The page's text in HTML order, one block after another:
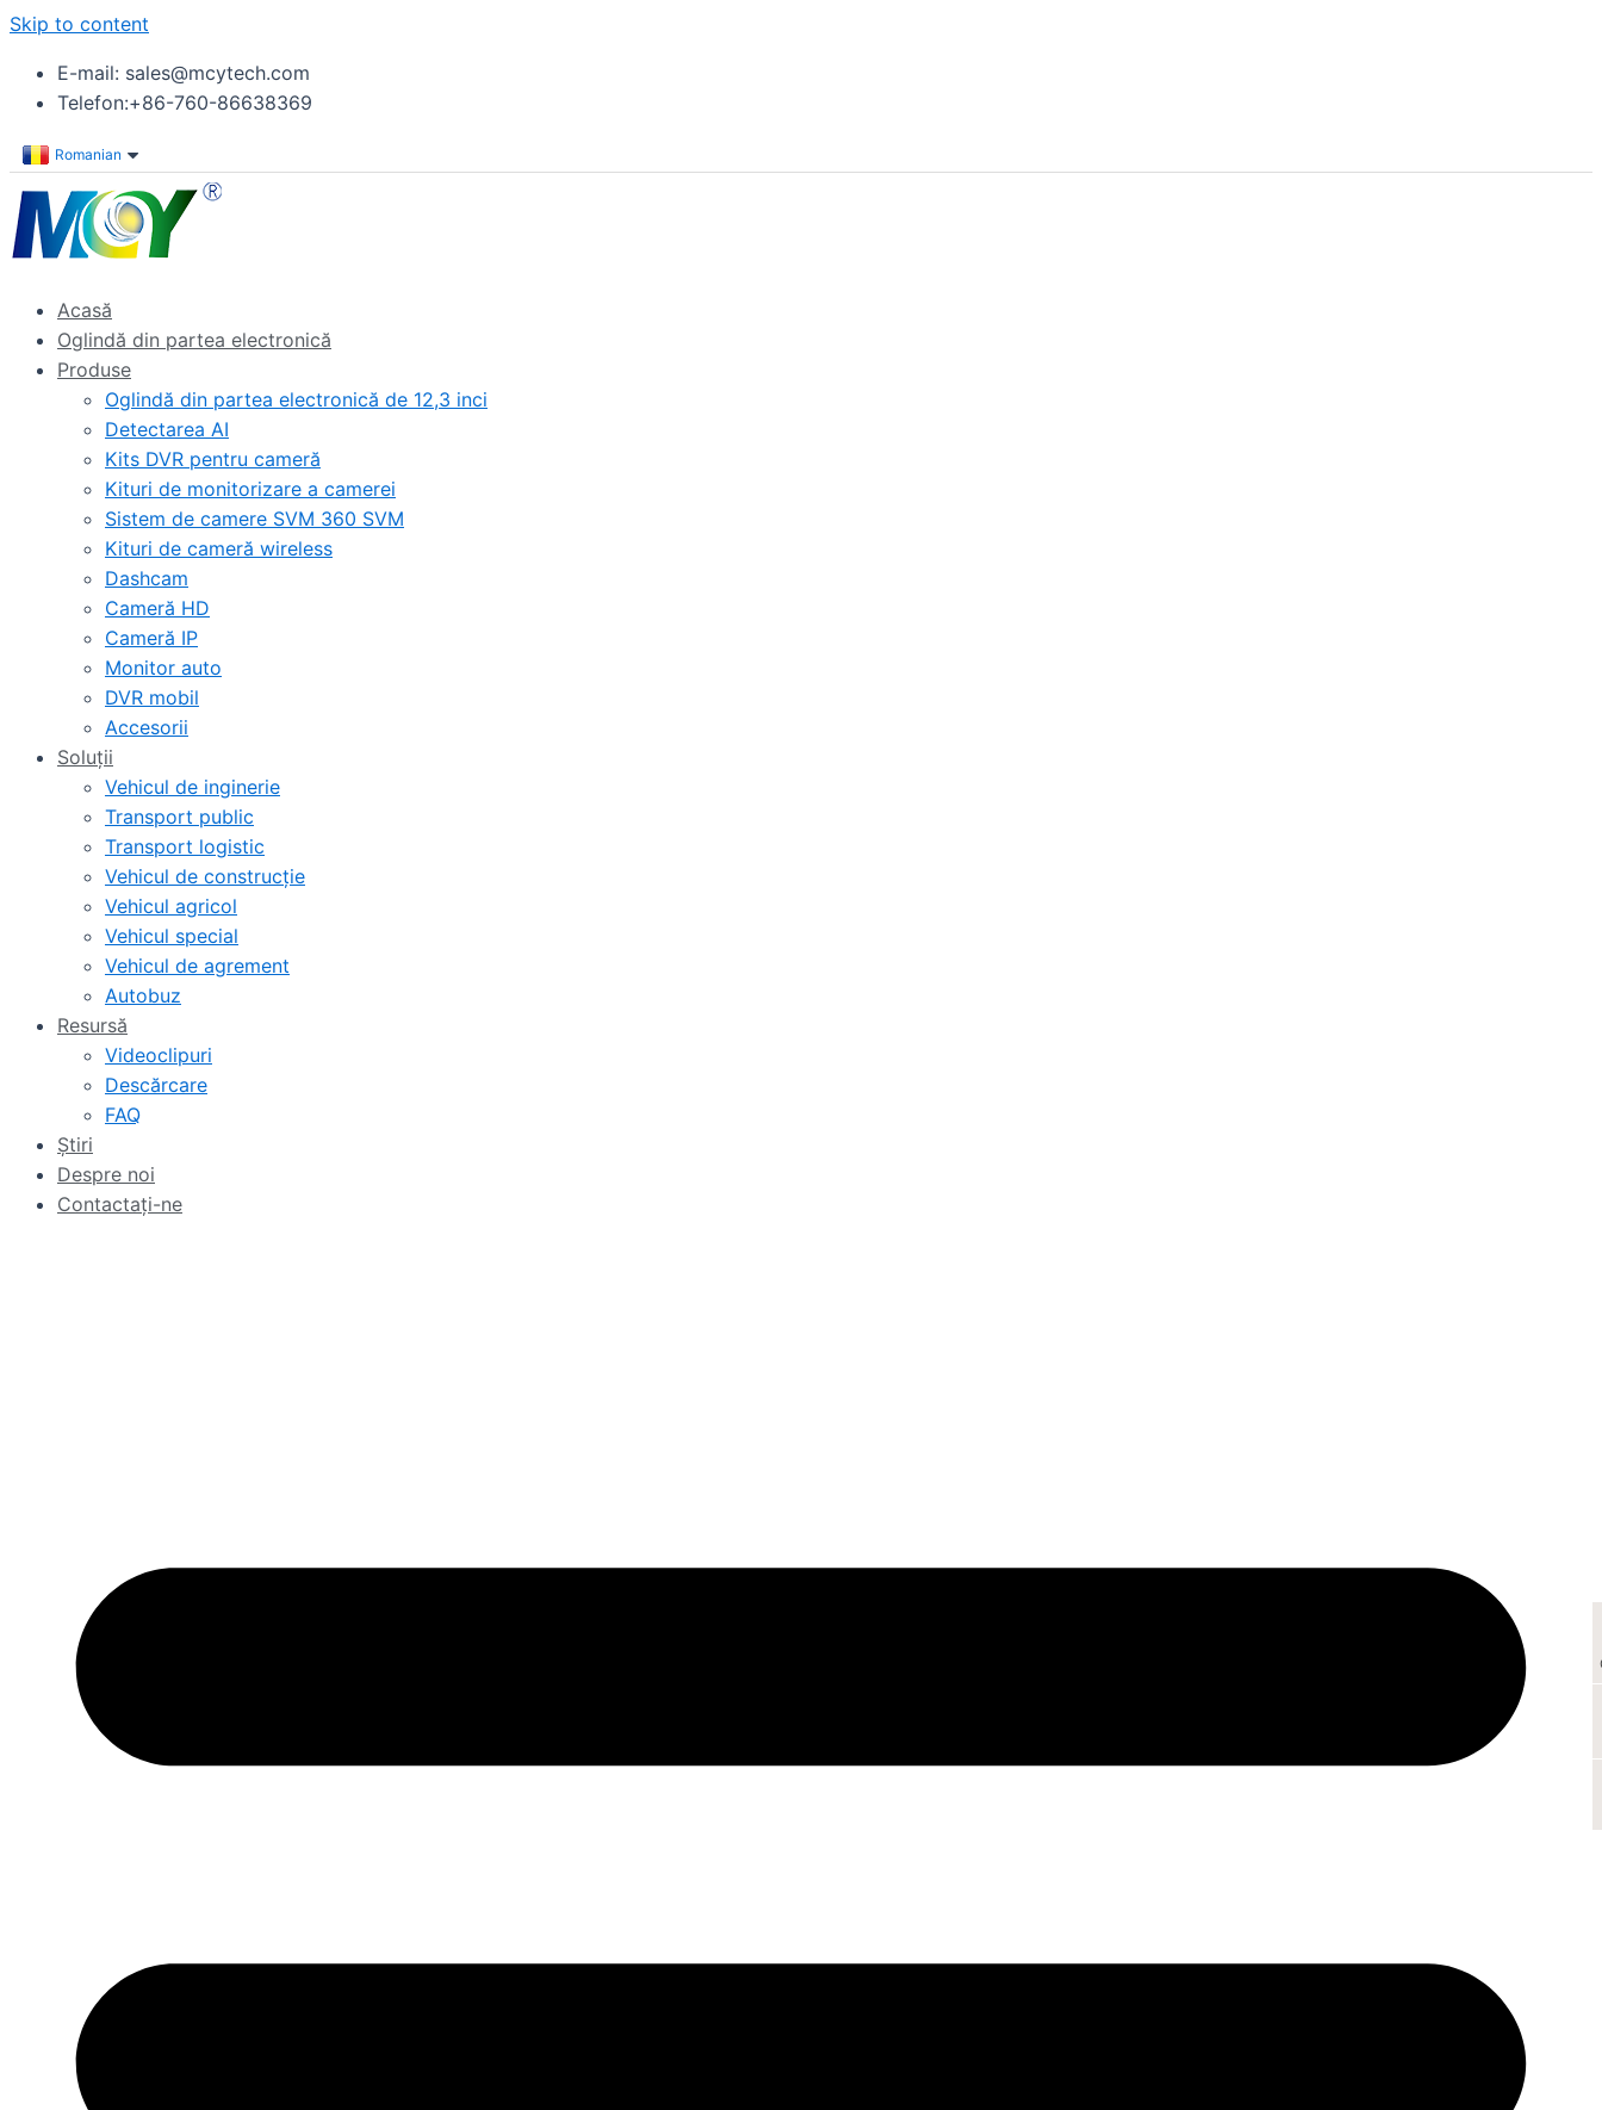
Skip to content
E-mail: sales@mcytech.com
Telefon:+86-760-86638369
Romanian
Acasă
Oglindă din partea electronică
Produse
Oglindă din partea electronică de 12,3 inci
Detectarea AI
Kits DVR pentru cameră
Kituri de monitorizare a camerei
Sistem de camere SVM 360 SVM
Kituri de cameră wireless
Dashcam
Cameră HD
Cameră IP
Monitor auto
DVR mobil
Accesorii
Soluții
Vehicul de inginerie
Transport public
Transport logistic
Vehicul de construcție
Vehicul agricol
Vehicul special
Vehicul de agrement
Autobuz
Resursă
Videoclipuri
Descărcare
FAQ
Ştiri
Despre noi
Contactaţi-ne